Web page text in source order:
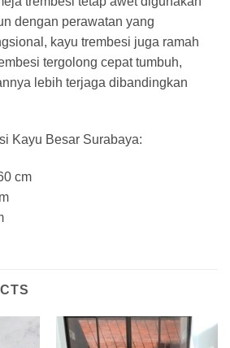
dengan perawatan yang
kayu trembesi juga ramah
tergolong cepat tumbuh,
lebih terjaga dibandingkan
Kayu Besar Surabaya:
cm